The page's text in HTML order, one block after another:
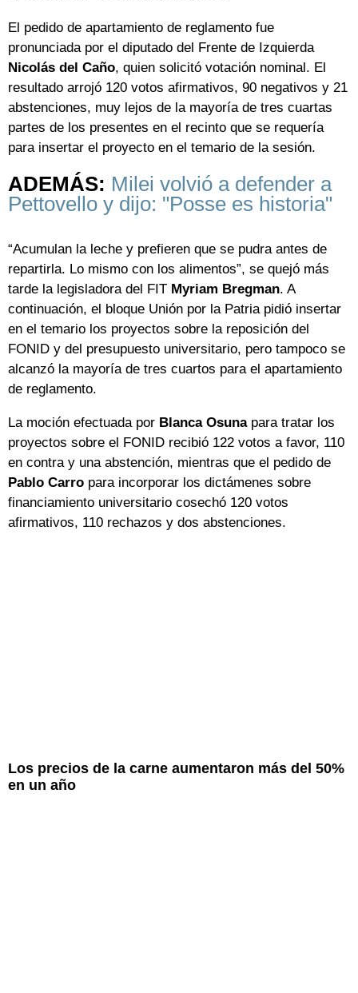
El pedido de apartamiento de reglamento fue
pronunciada por el diputado del Frente de Izquierda
Nicolás del Caño, quien solicitó votación nominal. El
resultado arrojó 120 votos afirmativos, 90 negativos y 21
abstenciones, muy lejos de la mayoría de tres cuartas
partes de los presentes en el recinto que se requería
para insertar el proyecto en el temario de la sesión.
ADEMÁS: Milei volvió a defender a
Pettovello y dijo: "Posse es historia"
“Acumulan la leche y prefieren que se pudra antes de
repartirla. Lo mismo con los alimentos”, se quejó más
tarde la legisladora del FIT Myriam Bregman. A
continuación, el bloque Unión por la Patria pidió insertar
en el temario los proyectos sobre la reposición del
FONID y del presupuesto universitario, pero tampoco se
alcanzó la mayoría de tres cuartos para el apartamiento
de reglamento.
La moción efectuada por Blanca Osunapara tratar los
proyectos sobre el FONID recibió 122 votos a favor, 110
en contra y una abstención, mientras que el pedido de
Pablo Carro para incorporar los dictámenes sobre
financiamiento universitario cosechó 120 votos
afirmativos, 110 rechazos y dos abstenciones.
Los precios de la carne aumentaron más del 50%
en un año